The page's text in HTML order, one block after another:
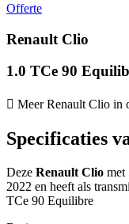
Offerte
Renault Clio
1.0 TCe 90
Meer Renault Clio in
Specificaties
Deze Renault Clio met
2022 en heeft als
TCe 90 Equilibre